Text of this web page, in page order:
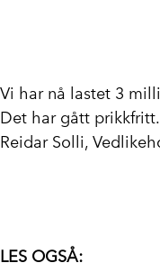
Vi har nå lastet 3
Det har gått prikkfritt.
Reidar Solli,
LES OGSÅ: